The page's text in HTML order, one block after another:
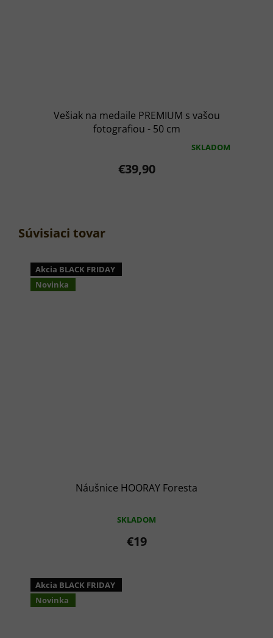
Súvisiaci tovar
Akcia BLACK FRIDAY
Novinka
Náušnice HOORAY Foresta
SKLADOM
€19
Akcia BLACK FRIDAY
Novinka
Vešiak na medaile PREMIUM s vašou
fotografiou - 50 cm
hviezdičiek.
SKLADOM
€39,90